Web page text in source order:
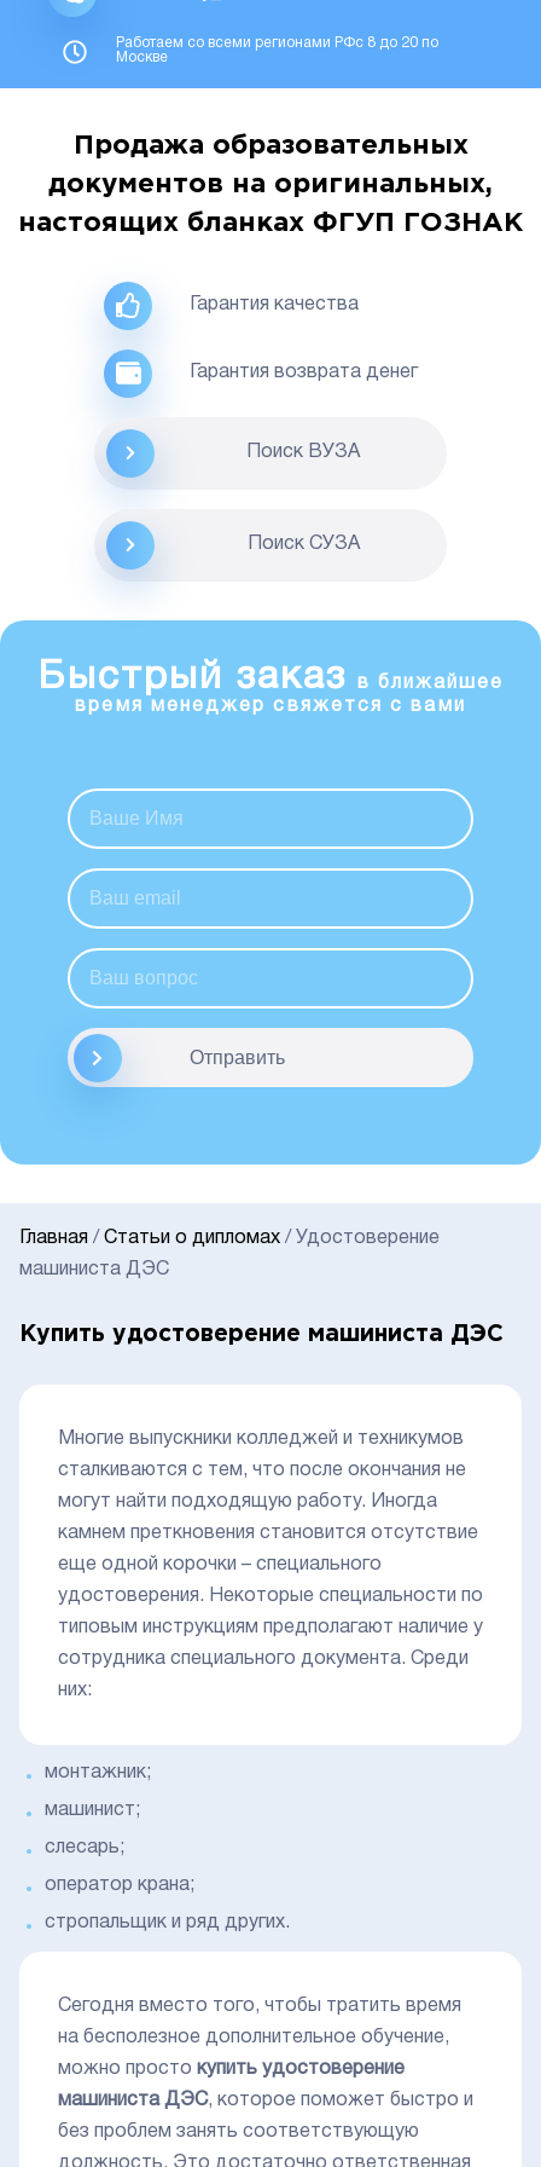
Работаем со всеми регионами РФс 8 до 20 по
Москве
Продажа образовательных
документов на оригинальных,
настоящих бланках ФГУП ГОЗНАК
Гарантия качества
Гарантия возврата денег
Поиск ВУЗА
Поиск CУЗА
Быстрый заказ
в ближайшее
время менеджер свяжется с вами
Отправить
Главная / Статьи о дипломах / Удостоверение
машиниста ДЭС
Купить удостоверение машиниста ДЭС
Многие выпускники колледжей и техникумов
сталкиваются с тем, что после окончания не
могут найти подходящую работу. Иногда
камнем преткновения становится отсутствие
еще одной корочки – специального
удостоверения. Некоторые специальности по
типовым инструкциям предполагают наличие у
сотрудника специального документа. Среди
них:
монтажник;
машинист;
слесарь;
оператор крана;
стропальщик и ряд других.
Сегодня вместо того, чтобы тратить время
на бесполезное дополнительное обучение,
можно просто купить удостоверение
машиниста ДЭС, которое поможет быстро и
без проблем занять соответствующую